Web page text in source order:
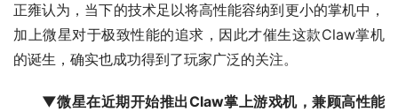
正雍认为，当下的技术足以将高性能容纳到更小的掌机中，
加上微星对于极致性能的追求，因此才催生这款Claw掌机
的诞生，确实也成功得到了玩家广泛的关注。
▼微星在近期开始推出Claw掌上游戏机，兼顾高性能